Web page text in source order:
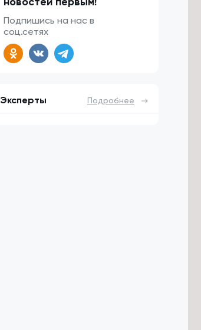
Подпишись на нас в
соц.сетях
Эксперты Подробнее